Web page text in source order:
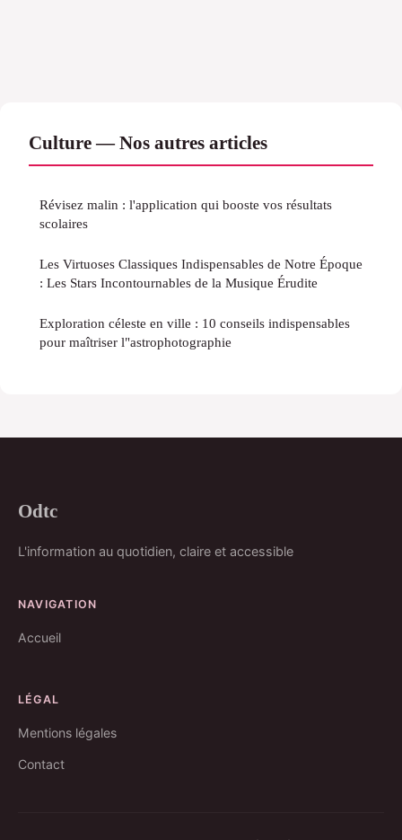
Culture — Nos autres articles
Révisez malin : l'application qui booste vos résultats
scolaires
Les Virtuoses Classiques Indispensables de Notre Époque
: Les Stars Incontournables de la Musique Érudite
Exploration céleste en ville : 10 conseils indispensables
pour maîtriser l"astrophotographie
Odtc
L'information au quotidien, claire et accessible
NAVIGATION
Accueil
LÉGAL
Mentions légales
Contact